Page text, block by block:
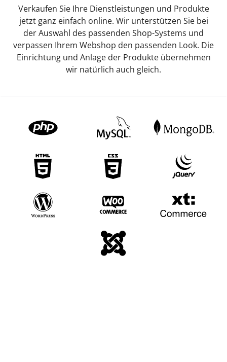
Verkaufen Sie Ihre Dienstleistungen und Produkte
jetzt ganz einfach online. Wir unterstützen Sie bei
der Auswahl des passenden Shop-Systems und
verpassen Ihrem Webshop den passenden Look. Die
Einrichtung und Anlage der Produkte übernehmen
wir natürlich auch gleich.